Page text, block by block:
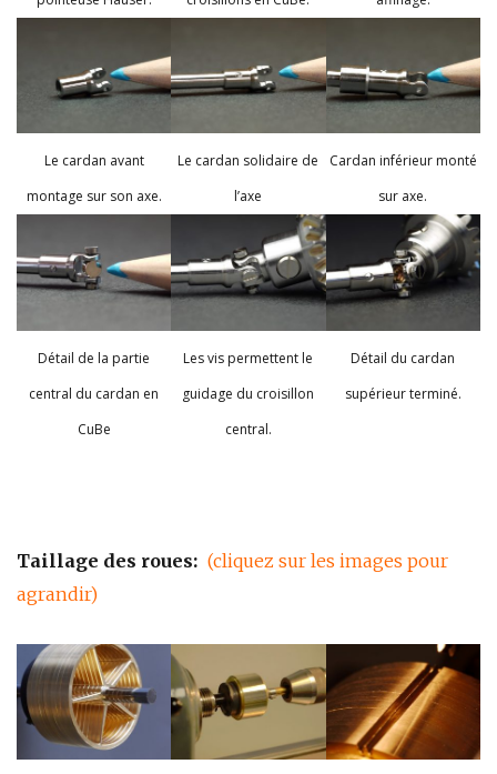
Le cardan avant
montage sur son axe.
Le cardan solidaire de
l’axe
Cardan inférieur monté
sur axe.
Détail de la partie
central du cardan en
CuBe
Les vis permettent le
guidage du croisillon
central.
Détail du cardan
supérieur terminé.
Taillage des roues: (cliquez sur les images pour
agrandir)